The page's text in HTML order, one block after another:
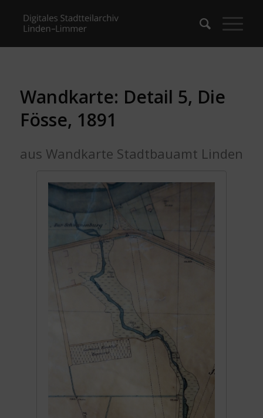
Wandkarte: Detail 5, Die
Fösse, 1891
aus Wandkarte Stadtbauamt Linden